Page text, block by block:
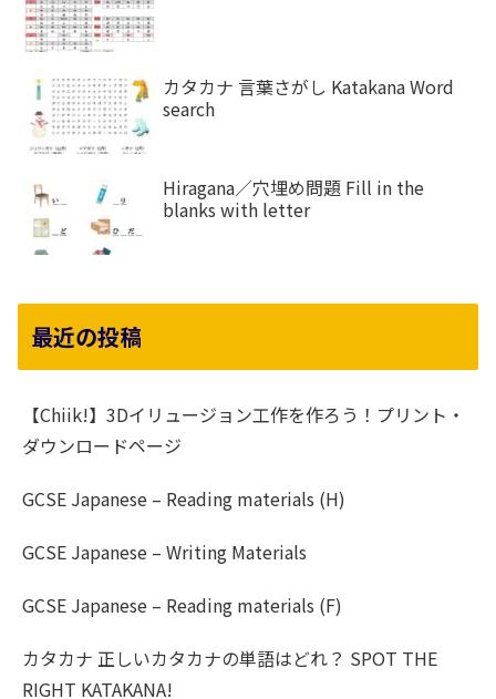
カタカナ 言葉さがし Katakana Word
search
Hiragana／穴埋め問題 Fill in the
blanks with letter
最近の投稿
【Chiik!】3Dイリュージョン工作を作ろう！プリント・
ダウンロードページ
GCSE Japanese – Reading materials (H)
GCSE Japanese – Writing Materials
GCSE Japanese – Reading materials (F)
カタカナ 正しいカタカナの単語はどれ？ SPOT THE
RIGHT KATAKANA!